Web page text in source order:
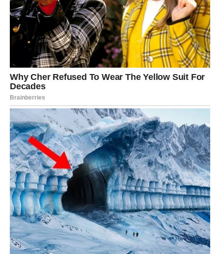
Možda će vam to biti iznenađenje — ali vam otvara oči.
Prilika dolazi kroz partnerstvo, saradnju ili podršku druge
osobe.
Sreća dolazi kada konačno izgovorite ono što nosite u
srcu — naglas i bez straha.
ŠKORPIJA–Moćan preokret i
velika životna istina
Škorpije kroz ova tri dana ulaze u fazu transformacije.
Otkrivaju se tajne, saznanja, skrivene namere.
Ali dobra vest: sve ide u vašu korist.
Prilika dolazi kroz novac, investicije, nasledstvo ili
projekat koji donosi moćnu zaradu.
Sreća dolazi u vidu pobede — konačno ste na vrhu nakon
duge borbe.